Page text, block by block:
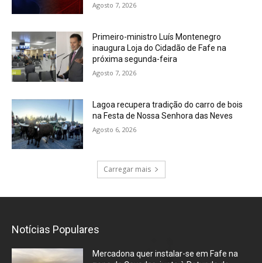
Agosto 7, 2026
Primeiro-ministro Luís Montenegro
inaugura Loja do Cidadão de Fafe na
próxima segunda-feira
Agosto 7, 2026
Lagoa recupera tradição do carro de bois
na Festa de Nossa Senhora das Neves
Agosto 6, 2026
Carregar mais
Notícias Populares
Mercadona quer instalar-se em Fafe na